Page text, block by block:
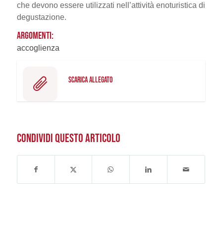
che devono essere utilizzati nell’attività enoturistica di
degustazione.
ARGOMENTI:
accoglienza
SCARICA ALLEGATO
CONDIVIDI QUESTO ARTICOLO